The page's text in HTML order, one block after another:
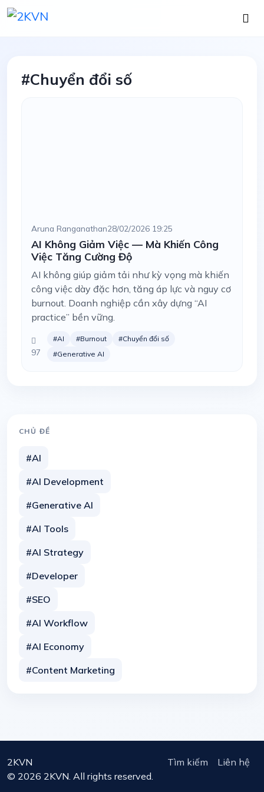
#Chuyển đổi số
Aruna Ranganathan28/02/2026 19:25
AI Không Giảm Việc — Mà Khiến Công
Việc Tăng Cường Độ
AI không giúp giảm tải như kỳ vọng mà khiến
công việc dày đặc hơn, tăng áp lực và nguy cơ
burnout. Doanh nghiệp cần xây dựng “AI
practice” bền vững.
97
#AI #Burnout
#Chuyển đổi số
#Generative AI
CHỦ ĐỀ
#AI
#AI Development
#Generative AI
#AI Tools
#AI Strategy
#Developer
#SEO
#AI Workflow
#AI Economy
#Content Marketing
2KVN Tìm kiếm
Liên hệ
© 2026 2KVN. All rights reserved.